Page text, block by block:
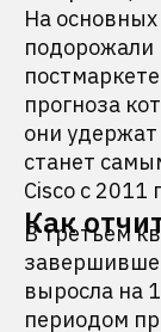
На
подорожали
прогноза
они удержат
станет
Cisco с 2011
Как
В третьем
выросла на
периодом